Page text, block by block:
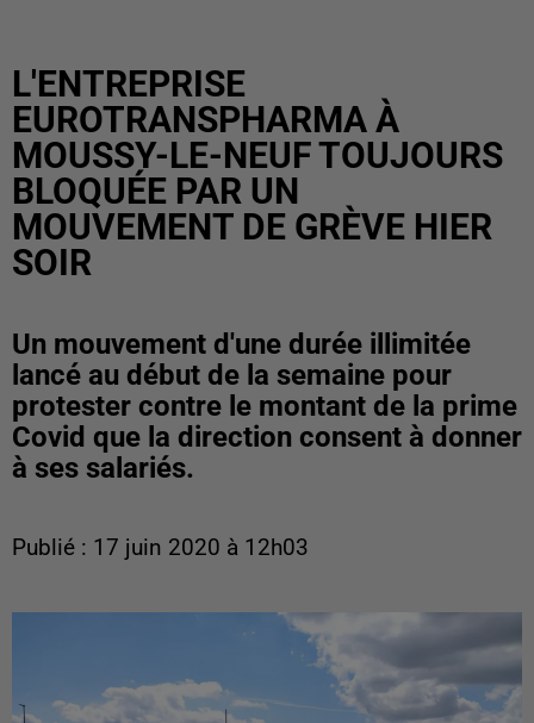
L'ENTREPRISE
EUROTRANSPHARMA À
MOUSSY-LE-NEUF TOUJOURS
BLOQUÉE PAR UN
MOUVEMENT DE GRÈVE HIER
SOIR
Un mouvement d'une durée illimitée
lancé au début de la semaine pour
protester contre le montant de la prime
Covid que la direction consent à donner
à ses salariés.
Publié : 17 juin 2020 à 12h03